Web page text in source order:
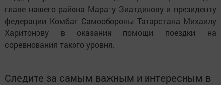
главе нашего района Марату Зиатдинову и президенту
федерации Комбат Самообороны Татарстана Михаилу
Харитонову в оказании помощи поездки на
соревнования такого уровня.
Следите за самым важным и интересным в